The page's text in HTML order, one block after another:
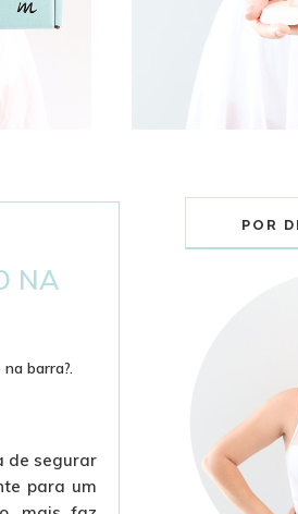
NA
barra?.
de segurar
para um
POR